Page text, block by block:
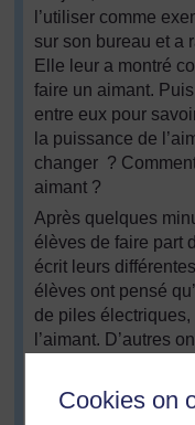
Cookies on
l’utiliser comme
sur son bureau et a
Elle leur a montré
faire un aimant.
entre eux pour
la puissance de
changer ?
aimant ?
Après quelques
élèves de faire part
écrit leurs
élèves ont pensé
de piles
l’aimant. D’autres
grande longueur
noyau ou